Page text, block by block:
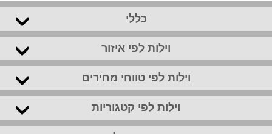
כללי
וילות לפי איזור
וילות לפי טווחי מחירים
וילות לפי קטגוריות